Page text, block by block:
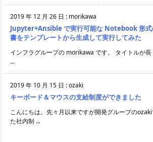
2019 年 12 月 26 日 : morikawa
Jupyter+Ansible で実行可能な Notebook 形式
書をテンプレートから生成して実行してみた
インフラグループの morikawa です。 タイトルが
...
2019 年 10 月 15 日 :ozaki
キーボード＆マウスの支給制度ができました
こんにちは。先々月以来ですが開発グループの
た社内制 ...